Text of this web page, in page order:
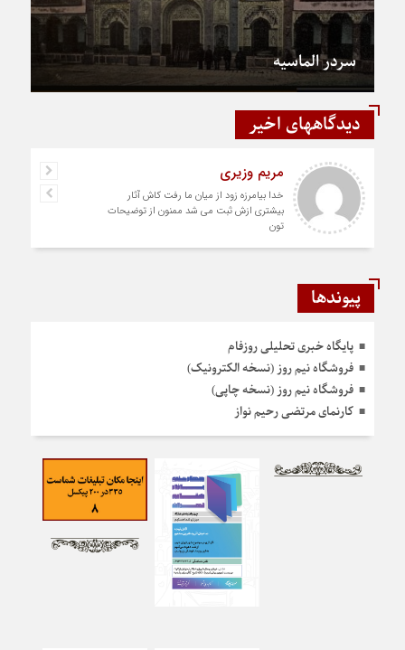
سردر الماسیه
دیدگاههای اخیر
رستمی
دست شما درد نکنه عجب کار ارزنده ای انجام
دادید نمونه نداره و نخواهد داشت
پیوندها
پایگاه خبری تحلیلی روزفام
فروشگاه نیم روز (نسخه الکترونیک)
فروشگاه نیم روز (نسخه چاپی)
کارنمای مرتضی رحیم نواز